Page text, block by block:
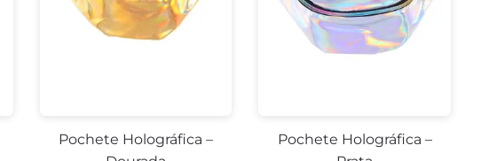
Pochete Holográfica –
Pochete Holográfica –